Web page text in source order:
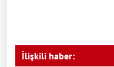
İlişkili haber: